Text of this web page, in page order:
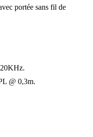
portée sans fil de
@ 0,3m.